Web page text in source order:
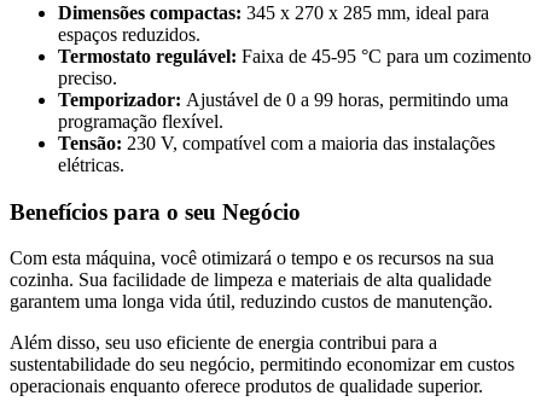
Dimensões compactas: 345 x 270 x 285 mm, ideal para
espaços reduzidos.
Termostato regulável: Faixa de 45-95 °C para um cozimento
preciso.
Temporizador: Ajustável de 0 a 99 horas, permitindo uma
programação flexível.
Tensão: 230 V, compatível com a maioria das instalações
elétricas.
Benefícios para o seu Negócio
Com esta máquina, você otimizará o tempo e os recursos na sua
cozinha. Sua facilidade de limpeza e materiais de alta qualidade
garantem uma longa vida útil, reduzindo custos de manutenção.
Além disso, seu uso eficiente de energia contribui para a
sustentabilidade do seu negócio, permitindo economizar em custos
operacionais enquanto oferece produtos de qualidade superior.